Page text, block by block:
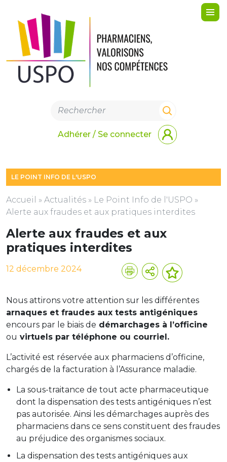
Adhérer / Se connecter
LE POINT INFO DE L'USPO
Accueil » Actualités » Le Point Info de l'USPO »
Alerte aux fraudes et aux pratiques interdites
Alerte aux fraudes et aux
pratiques interdites
12 décembre 2024
Nous attirons votre attention sur les différentes
arnaques et fraudes aux tests antigéniques
encours par le biais de démarchages à l’officine
ou virtuels par téléphone ou courriel.
L’activité est réservée aux pharmaciens d’officine,
chargés de la facturation à l’Assurance maladie.
La sous-traitance de tout acte pharmaceutique
dont la dispensation des tests antigéniques n’est
pas autorisée. Ainsi les démarchages auprès des
pharmaciens dans ce sens constituent des fraudes
au préjudice des organismes sociaux.
La dispensation des tests antigéniques aux